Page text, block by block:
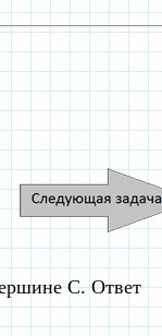
C. Ответ